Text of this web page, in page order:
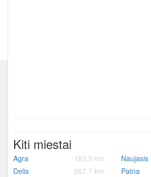
Kiti miestai
Agra 182.3 km. Naujasis
Delis
267.7 km. Patna